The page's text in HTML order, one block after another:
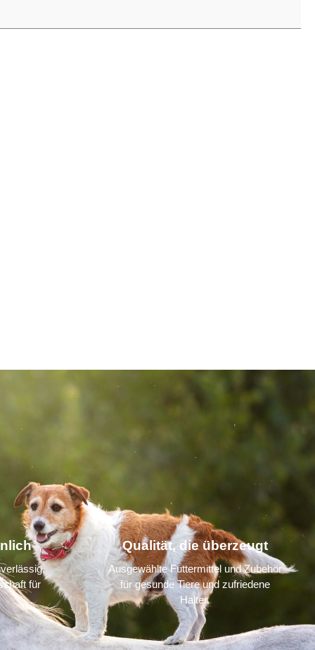
für
Qualität, die überzeugt
Ausgewählte Futtermittel und Zubehör
für gesunde Tiere und zufriedene
Halter.